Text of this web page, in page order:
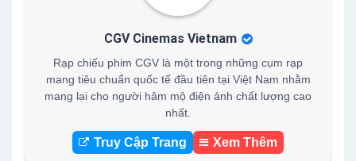
CGV Cinemas Vietnam
Rạp chiếu phim CGV là một trong những cụm rạp
mang tiêu chuẩn quốc tế đầu tiên tại Việt Nam nhằm
mang lại cho người hâm mộ điện ảnh chất lượng cao
nhất.
Truy Cập Trang Xem Thêm